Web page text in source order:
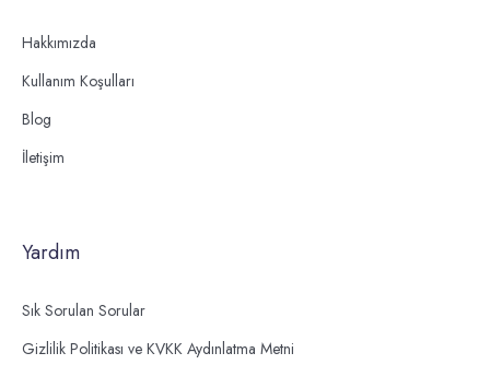
Hakkımızda
Kullanım Koşulları
Blog
İletişim
Yardım
Sık Sorulan Sorular
Gizlilik Politikası ve KVKK Aydınlatma Metni